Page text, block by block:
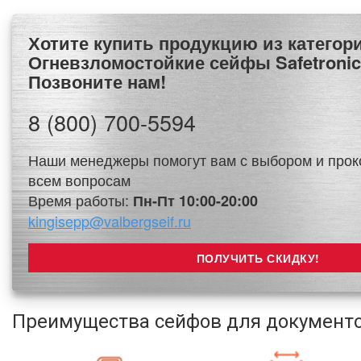
Хотите купить продукцию из категории
Огневзломостойкие сейфы
Позвоните нам!
8 (800) 700-5594
Наши менеджеры помогут вам с выбором и
всем вопросам
Время работы: Пн-Пт 10:00-20:00
kingisepp@valbergseif.ru
Преимущества сейфов для